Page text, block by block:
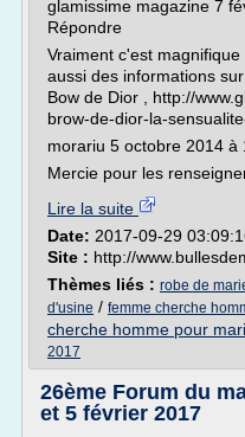
glamissime magazine 7
Répondre
Vraiment c'est
aussi des informations
Bow de Dior , http://
brow-de-dior-la-
morariu 5 octobre 2014
Mercie pour les
Lire la suite
Date: 2017-09-29
Site : http://
Thèmes liés : robe de
d'usine / femme cherche
cherche homme pour
2017
26ème Forum du
et 5 février 2017